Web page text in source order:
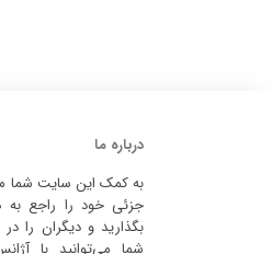
درباره ما
به کمک این سایت شما
جزئی خود را راجع به
بگذارید و دیگران را
شما می‌توانید با